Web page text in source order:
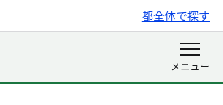
都全体で探す